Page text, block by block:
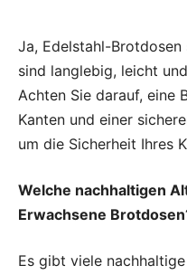
Ja, Edelstahl-
sind langlebig, leicht
Achten Sie darauf, eine
Kanten und einer
um die Sicherheit Ihres
Welche nachhaltigen
Erwachsene
Es gibt viele